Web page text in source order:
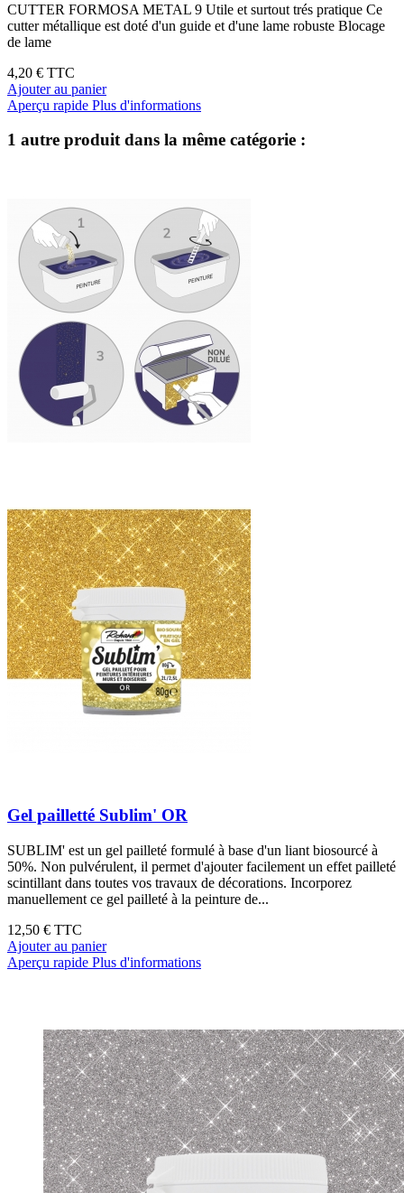
CUTTER FORMOSA METAL 9 Utile et surtout trés pratique Ce
cutter métallique est doté d'un guide et d'une lame robuste Blocage
de lame
4,20 € TTC
Ajouter au panier
Aperçu rapide Plus d'informations
1 autre produit dans la même catégorie :
Gel pailletté Sublim' OR
SUBLIM' est un gel pailleté formulé à base d'un liant biosourcé à
50%. Non pulvérulent, il permet d'ajouter facilement un effet pailleté
scintillant dans toutes vos travaux de décorations. Incorporez
manuellement ce gel pailleté à la peinture de...
12,50 € TTC
Ajouter au panier
Aperçu rapide Plus d'informations